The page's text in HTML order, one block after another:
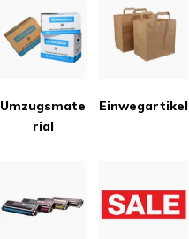
Umzugsmate
rial
Einwegartikel